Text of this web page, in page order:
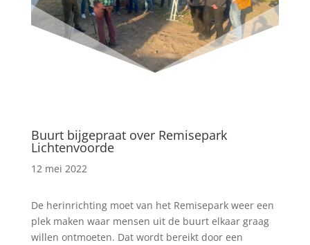
Buurt bijgepraat over Remisepark
Lichtenvoorde
12 mei 2022
De herinrichting moet van het Remisepark weer een
plek maken waar mensen uit de buurt elkaar graag
willen ontmoeten. Dat wordt bereikt door een